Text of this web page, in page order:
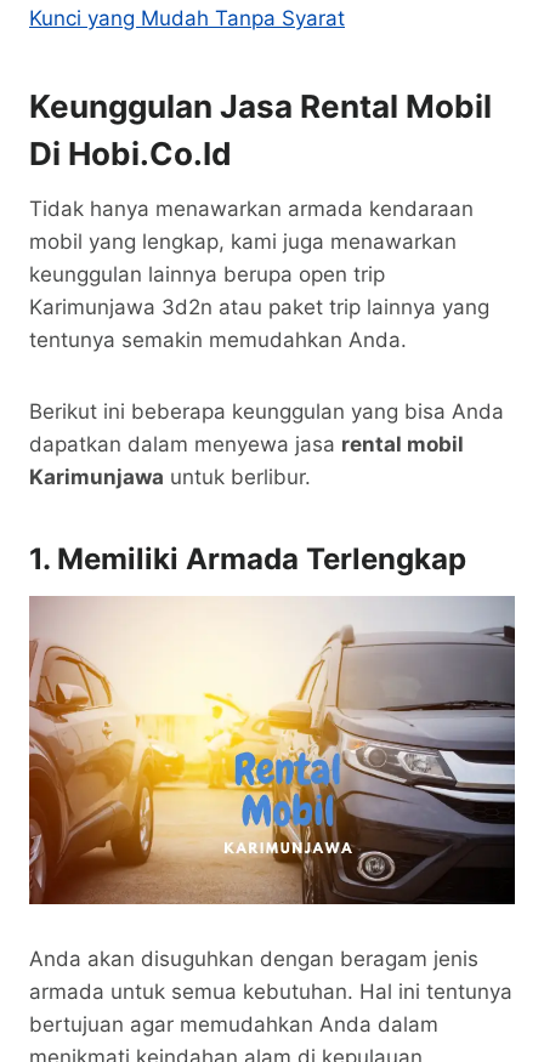
Kunci yang Mudah Tanpa Syarat
Keunggulan Jasa Rental Mobil
Di Hobi.co.id
Tidak hanya menawarkan armada kendaraan
mobil yang lengkap, kami juga menawarkan
keunggulan lainnya berupa open trip
Karimunjawa 3d2n atau paket trip lainnya yang
tentunya semakin memudahkan Anda.
Berikut ini beberapa keunggulan yang bisa Anda
dapatkan dalam menyewa jasa rental mobil
Karimunjawa untuk berlibur.
1. Memiliki Armada Terlengkap
Anda akan disuguhkan dengan beragam jenis
armada untuk semua kebutuhan. Hal ini tentunya
bertujuan agar memudahkan Anda dalam